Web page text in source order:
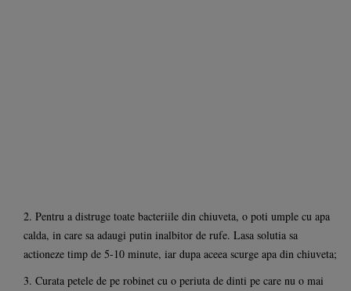
2. Pentru a distruge toate bacteriile din chiuveta, o poti umple cu apa
calda, in care sa adaugi putin inalbitor de rufe. Lasa solutia sa
actioneze timp de 5-10 minute, iar dupa aceea scurge apa din chiuveta;
3. Curata petele de pe robinet cu o periuta de dinti pe care nu o mai